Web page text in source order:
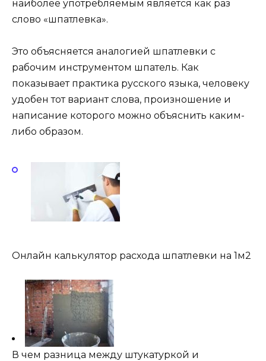
наиболее употребляемым является как раз
слово «шпатлевка».
Это объясняется аналогией шпатлевки с
рабочим инструментом шпатель. Как
показывает практика русского языка, человеку
удобен тот вариант слова, произношение и
написание которого можно объяснить каким-
либо образом.
Онлайн калькулятор расхода шпатлевки на 1м2
В чем разница между штукатуркой и